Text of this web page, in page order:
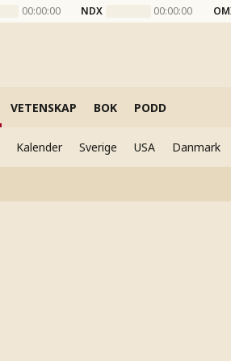
00:00:00 NDX 00:00:00
VETENSKAP BOK PODD
Kalender Sverige USA Danmark